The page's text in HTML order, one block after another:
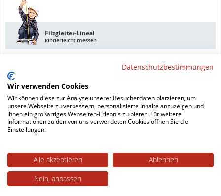
Filzgleiter-Lineal
kinderleicht messen
DAS Werkzeug
damit schaffen Sie's
Datenblatt drucken
Beschreibung
Filzgleiter zum Schrauben für harte Bodenbeläge
Unsere Filzgleiter zum Schrauben sind die...
Datenschutzbestimmungen
Wir verwenden Cookies
Wir können diese zur Analyse unserer Besucherdaten platzieren, um
unsere Webseite zu verbessern, personalisierte Inhalte anzuzeigen und
Ihnen ein großartiges Webseiten-Erlebnis zu bieten. Für weitere
Informationen zu den von uns verwendeten Cookies öffnen Sie die
Einstellungen.
Alle akzeptieren
Ablehnen
Nein, anpassen